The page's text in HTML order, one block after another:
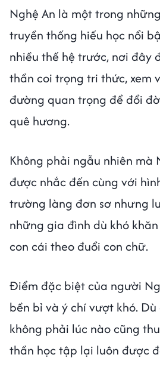
Nghệ An là một trong
truyền thống hiếu học nổi
nhiều thế hệ trước, nơi đây
thần coi trọng tri thức, xem
đường quan trọng để đổi
quê hương.
Không phải ngẫu nhiên mà
được nhắc đến cùng với
trường làng đơn sơ nhưng
những gia đình dù khó
con cái theo đuổi con chữ.
Điểm đặc biệt của người
bền bỉ và ý chí vượt khó.
không phải lúc nào cũng
thần học tập lại luôn được